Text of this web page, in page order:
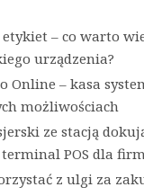
– co warto
urządzenia?
Online – kasa
możliwościach
ze stacją
POS dla
z ulgi za